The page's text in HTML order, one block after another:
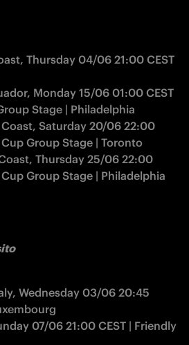
Thursday 04/06 21:00 CEST
Monday 15/06 01:00 CEST
Stage | Philadelphia
Saturday 20/06 22:00
Group Stage | Toronto
Thursday 25/06 22:00
Group Stage | Philadelphia
Wednesday 03/06 20:45
07/06 21:00 CEST | Friendly